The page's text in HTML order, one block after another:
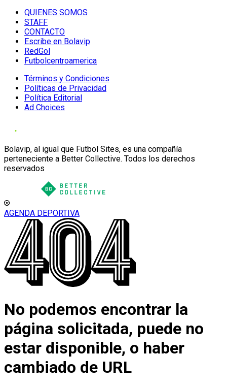
QUIENES SOMOS
STAFF
CONTACTO
Escribe en Bolavip
RedGol
Futbolcentroamerica
Términos y Condiciones
Políticas de Privacidad
Política Editorial
Ad Choices
Bolavip, al igual que Futbol Sites, es una compañía
perteneciente a Better Collective. Todos los derechos
reservados
AGENDA DEPORTIVA
No podemos encontrar la
página solicitada, puede no
estar disponible, o haber
cambiado de URL